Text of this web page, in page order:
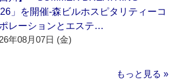
」を開催‐森ビルホスピタリティーコ
レーションとエステ…
年08月07日 (金)
もっと見る »